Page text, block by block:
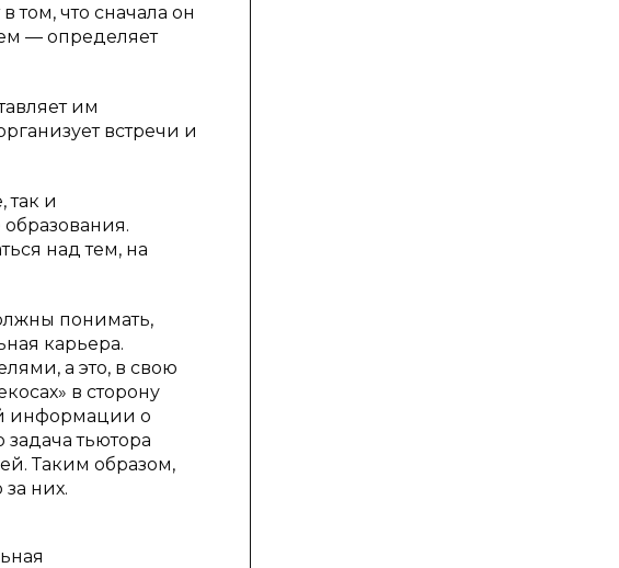
том, что сначала он
— определяет
им
встречи и
так и
над тем, на
понимать,
карьера.
а это, в свою
в сторону
информации о
тьютора
Таким образом,
них.